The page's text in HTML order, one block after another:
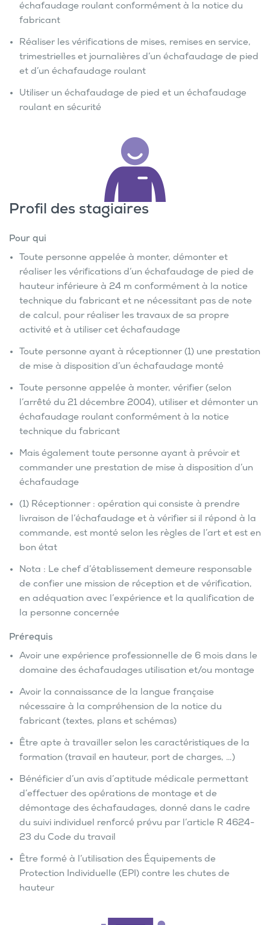
échafaudage roulant conformément à la notice du
fabricant
Réaliser les vérifications de mises, remises en service,
trimestrielles et journalières d’un échafaudage de pied
et d’un échafaudage roulant
Utiliser un échafaudage de pied et un échafaudage
roulant en sécurité
Profil des stagiaires
Pour qui
Toute personne appelée à monter, démonter et
réaliser les vérifications d’un échafaudage de pied de
hauteur inférieure à 24 m conformément à la notice
technique du fabricant et ne nécessitant pas de note
de calcul, pour réaliser les travaux de sa propre
activité et à utiliser cet échafaudage
Toute personne ayant à réceptionner (1) une prestation
de mise à disposition d’un échafaudage monté
Toute personne appelée à monter, vérifier (selon
l’arrêté du 21 décembre 2004), utiliser et démonter un
échafaudage roulant conformément à la notice
technique du fabricant
Mais également toute personne ayant à prévoir et
commander une prestation de mise à disposition d’un
échafaudage
(1) Réceptionner : opération qui consiste à prendre
livraison de l’échafaudage et à vérifier si il répond à la
commande, est monté selon les règles de l’art et est en
bon état
Nota : Le chef d’établissement demeure responsable
de confier une mission de réception et de vérification,
en adéquation avec l’expérience et la qualification de
la personne concernée
Prérequis
Avoir une expérience professionnelle de 6 mois dans le
domaine des échafaudages utilisation et/ou montage
Avoir la connaissance de la langue française
nécessaire à la compréhension de la notice du
fabricant (textes, plans et schémas)
Être apte à travailler selon les caractéristiques de la
formation (travail en hauteur, port de charges, …)
Bénéficier d’un avis d’aptitude médicale permettant
d’effectuer des opérations de montage et de
démontage des échafaudages, donné dans le cadre
du suivi individuel renforcé prévu par l’article R 4624-
23 du Code du travail
Être formé à l’utilisation des Équipements de
Protection Individuelle (EPI) contre les chutes de
hauteur